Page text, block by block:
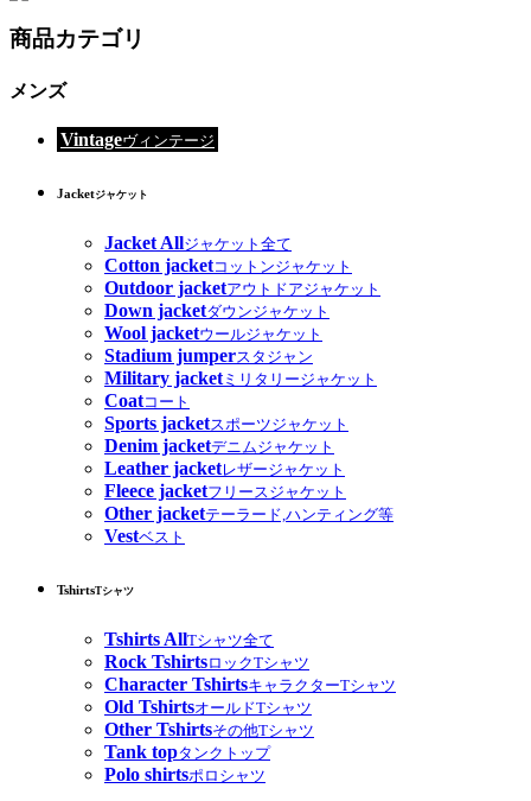
商品カテゴリ
メンズ
Vintageヴィンテージ
Jacketジャケット
Jacket Allジャケット全て
Cotton jacketコットンジャケット
Outdoor jacketアウトドアジャケット
Down jacketダウンジャケット
Wool jacketウールジャケット
Stadium jumperスタジャン
Military jacketミリタリージャケット
Coatコート
Sports jacketスポーツジャケット
Denim jacketデニムジャケット
Leather jacketレザージャケット
Fleece jacketフリースジャケット
Other jacketテーラード,ハンティング等
Vestベスト
TshirtsTシャツ
Tshirts AllTシャツ全て
Rock TshirtsロックTシャツ
Character TshirtsキャラクターTシャツ
Old TshirtsオールドTシャツ
Other Tshirtsその他Tシャツ
Tank topタンクトップ
Polo shirtsポロシャツ